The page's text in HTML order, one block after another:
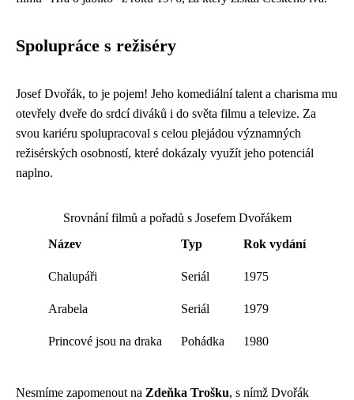
Spolupráce s režiséry
Josef Dvořák, to je pojem! Jeho komediální talent a charisma mu
otevřely dveře do srdcí diváků i do světa filmu a televize. Za
svou kariéru spolupracoval s celou plejádou významných
režisérských osobností, které dokázaly využít jeho potenciál
naplno.
Srovnání filmů a pořadů s Josefem Dvořákem
Název
Typ Rok vydání
Chalupáři Seriál 1975
Arabela Seriál 1979
Princové jsou na draka Pohádka 1980
Nesmíme zapomenout na Zdeňka Trošku, s nímž Dvořák